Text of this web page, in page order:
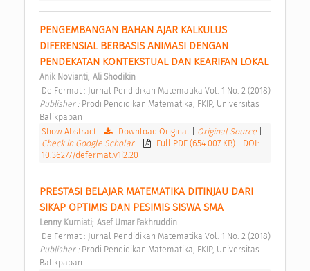
PENGEMBANGAN BAHAN AJAR KALKULUS
DIFERENSIAL BERBASIS ANIMASI DENGAN
PENDEKATAN KONTEKSTUAL DAN KEARIFAN LOKAL
Anik Novianti; Ali Shodikin
Publisher : Prodi Pendidikan Matematika, FKIP, Universitas
Balikpapan
Show Abstract| Download Original Original Source
Check in Google Scholar
Full PDF (654.007 KB)
DOI:
10.36277/defermat.v1i2.20
PRESTASI BELAJAR MATEMATIKA DITINJAU DARI
SIKAP OPTIMIS DAN PESIMIS SISWA SMA
Lenny Kurniati; Asef Umar Fakhruddin
Publisher : Prodi Pendidikan Matematika, FKIP, Universitas
Balikpapan